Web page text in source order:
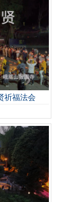
祈福法会